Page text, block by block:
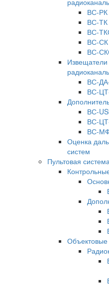
ВС-
ВС-
ВС-
ВС-
ВС-
Извещатели
ВС-
ВС-
ВС-
ВС-
ВС-
Оценка
систем
Пультовая